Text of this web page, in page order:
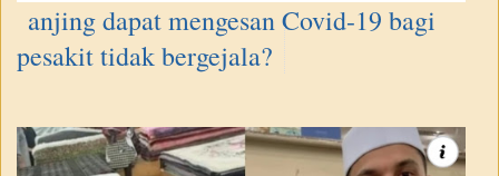
anjing dapat mengesan Covid-19 bagi
pesakit tidak bergejala?